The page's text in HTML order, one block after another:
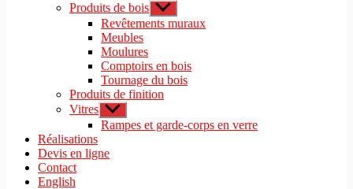
Produits de bois Afficher
le
sous-
Revêtements muraux
Meubles
Moulures
Comptoirs en bois
Tournage du bois
Produits de finition
Vitres Afficher
le
sous-
Rampes et garde-corps en verre
Réalisations
Devis en ligne
Contact
English